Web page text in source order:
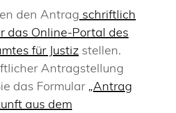
den Antrag schriftlich
das Online-Portal des
für Justiz stellen.
Antragstellung
das Formular „Antrag
aus dem